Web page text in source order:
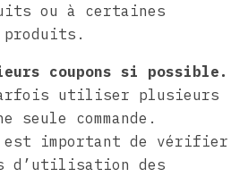
ou à certaines
produits.
coupons si possible.
utiliser plusieurs
seule commande.
est important de vérifier
d’utilisation des